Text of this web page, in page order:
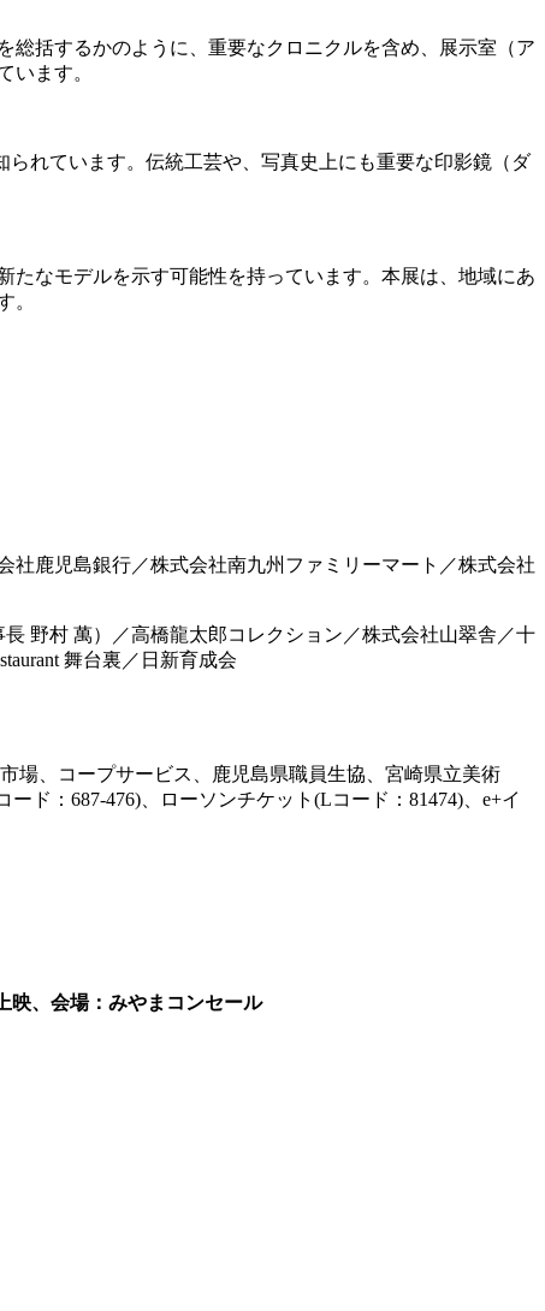
括するかのように、重要なクロニクルを含め、展示室（ア
います。
れています。伝統工芸や、写真史上にも重要な印影鏡（ダ
なモデルを示す可能性を持っています。本展は、地域にあ
。
鹿児島銀行／株式会社南九州ファミリーマート／株式会社
野村 萬）／高橋龍太郎コレクション／株式会社山翠舎／十
舞台裏／日新育成会
場、コープサービス、鹿児島県職員生協、宮崎県立美術
ド：687-476)、ローソンチケット(Lコード：81474)、e+イ
映、会場：みやまコンセール